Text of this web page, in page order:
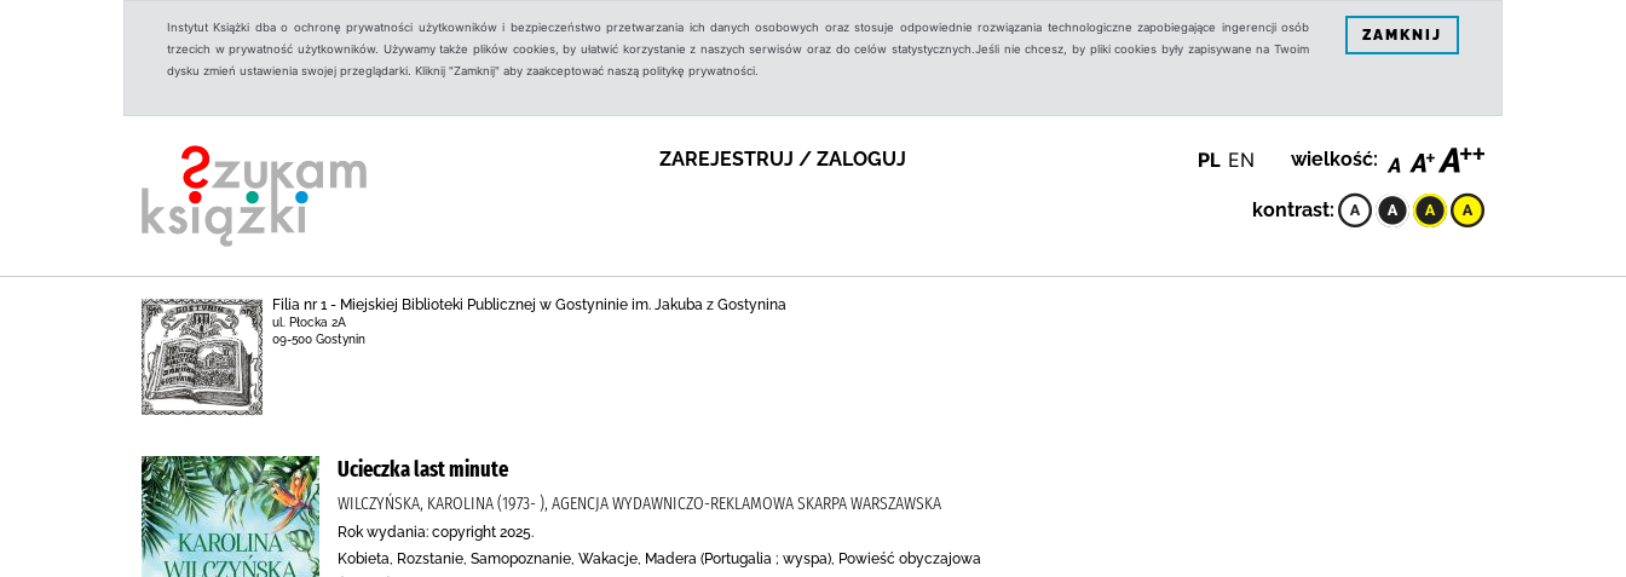
Instytut Książki dba o ochronę prywatności użytkowników i bezpieczeństwo przetwarzania ich danych osobowych oraz stosuje odpowiednie rozwiązania technologiczne zapobiegające ingerencji osób
trzecich w prywatność użytkowników. Używamy także plików cookies, by ułatwić korzystanie z naszych serwisów oraz do celów statystycznych.Jeśli nie chcesz, by pliki cookies były zapisywane na Twoim
dysku zmień ustawienia swojej przeglądarki. Kliknij "Zamknij" aby zaakceptować naszą politykę prywatności.
ZAMKNIJ
ZAREJESTRUJ / ZALOGUJ PL EN wielkość:
kontrast:
Filia nr 1 - Miejskiej Biblioteki Publicznej w Gostyninie im. Jakuba z Gostynina
ul. Płocka 2A
09-500 Gostynin
Ucieczka last minute
WILCZYŃSKA, KAROLINA (1973- ), AGENCJA WYDAWNICZO-REKLAMOWA SKARPA WARSZAWSKA
Rok wydania: copyright 2025.
Kobieta, Rozstanie, Samopoznanie, Wakacje, Madera (Portugalia ; wyspa), Powieść obyczajowa